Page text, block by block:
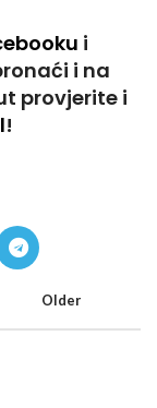
i
i na
provjerite i
!
Older